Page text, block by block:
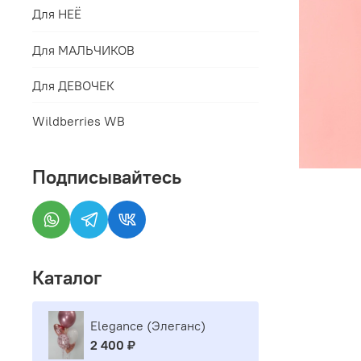
Для НЕЁ
Для МАЛЬЧИКОВ
Для ДЕВОЧЕК
Wildberries WB
Подписывайтесь
Каталог
Elegance (Элеганс)
2 400 ₽